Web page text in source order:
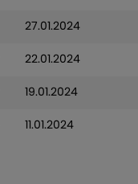
27.01.2024
22.01.2024
19.01.2024
11.01.2024